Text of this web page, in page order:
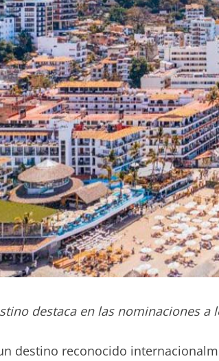
destaca en las nominaciones
destino reconocido